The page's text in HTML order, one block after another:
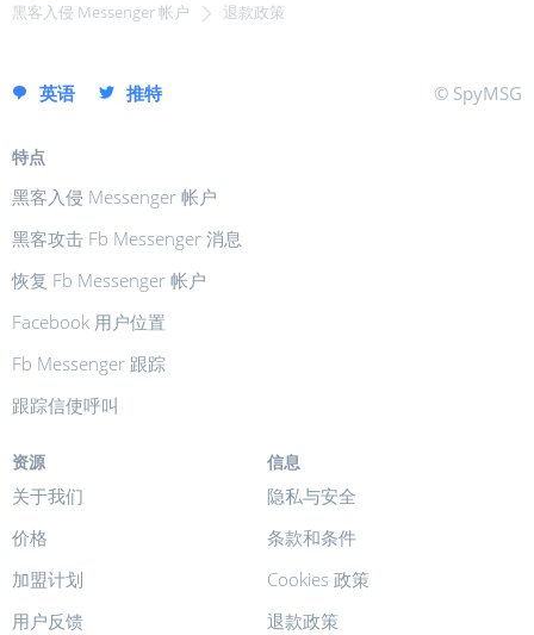
黑客入侵 Messenger 帐户 退款政策
英语
立即注册
推特 © SpyMSG
特点
黑客入侵 Messenger 帐户
黑客攻击 Fb Messenger 消息
恢复 Fb Messenger 帐户
Facebook 用户位置
Fb Messenger 跟踪
跟踪信使呼叫
资源
关于我们
价格
加盟计划
用户反馈
信息
隐私与安全
条款和条件
Cookies 政策
退款政策